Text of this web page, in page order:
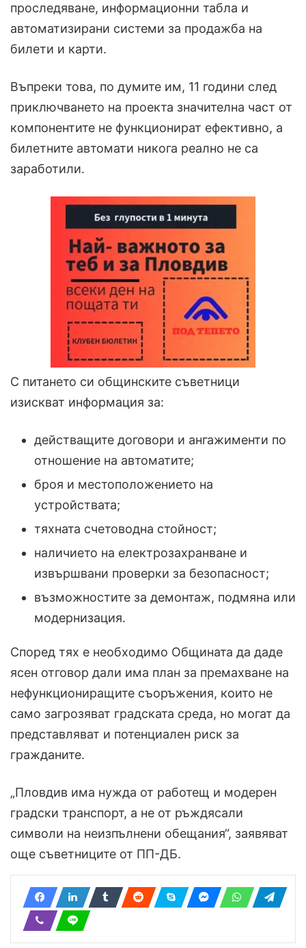
проследяване, информационни табла и
автоматизирани системи за продажба на
билети и карти.
Въпреки това, по думите им, 11 години след
приключването на проекта значителна част от
компонентите не функционират ефективно, а
билетните автомати никога реално не са
заработили.
С питането си общинските съветници
изискват информация за:
действащите договори и ангажименти по
отношение на автоматите;
броя и местоположението на
устройствата;
тяхната счетоводна стойност;
наличието на електрозахранване и
извършвани проверки за безопасност;
възможностите за демонтаж, подмяна или
модернизация.
Според тях е необходимо Общината да даде
ясен отговор дали има план за премахване на
нефункциониращите съоръжения, които не
само загрозяват градската среда, но могат да
представляват и потенциален риск за
гражданите.
„Пловдив има нужда от работещ и модерен
градски транспорт, а не от ръждясали
символи на неизпълнени обещания“, заявяват
още съветниците от ПП-ДБ.